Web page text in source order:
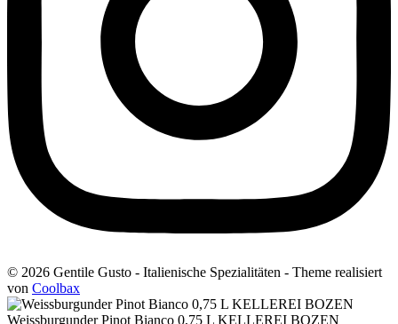
© 2026 Gentile Gusto - Italienische Spezialitäten - Theme realisiert
von Coolbax
Weissburgunder Pinot Bianco 0,75 L KELLEREI BOZEN